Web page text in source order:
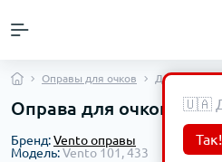
Оправы для очков Детские
Оправа для очков
Бренд:Vento оправы
Модель:Vento 101, 433
🇺🇦
Так!